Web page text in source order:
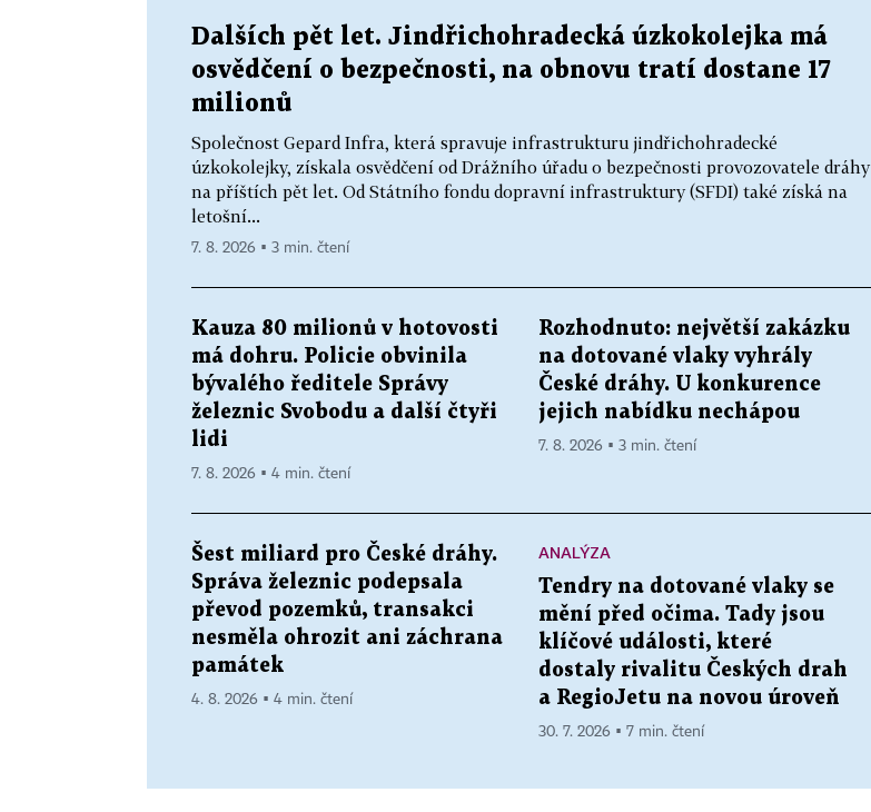
Dalších pět let. Jindřichohradecká úzkokolejka má
osvědčení o bezpečnosti, na obnovu tratí dostane 17
milionů
Společnost Gepard Infra, která spravuje infrastrukturu jindřichohradecké
úzkokolejky, získala osvědčení od Drážního úřadu o bezpečnosti provozovatele dráhy
na příštích pět let. Od Státního fondu dopravní infrastruktury (SFDI) také získá na
letošní...
7. 8. 2026 ▪ 3 min. čtení
Kauza 80 milionů v hotovosti
má dohru. Policie obvinila
bývalého ředitele Správy
železnic Svobodu a další čtyři
lidi
7. 8. 2026 ▪ 4 min. čtení
Rozhodnuto: největší zakázku
na dotované vlaky vyhrály
České dráhy. U konkurence
jejich nabídku nechápou
7. 8. 2026 ▪ 3 min. čtení
Šest miliard pro České dráhy.
Správa železnic podepsala
převod pozemků, transakci
nesměla ohrozit ani záchrana
památek
4. 8. 2026 ▪ 4 min. čtení
ANALÝZA
Tendry na dotované vlaky se
mění před očima. Tady jsou
klíčové události, které
dostaly rivalitu Českých drah
a RegioJetu na novou úroveň
30. 7. 2026 ▪ 7 min. čtení